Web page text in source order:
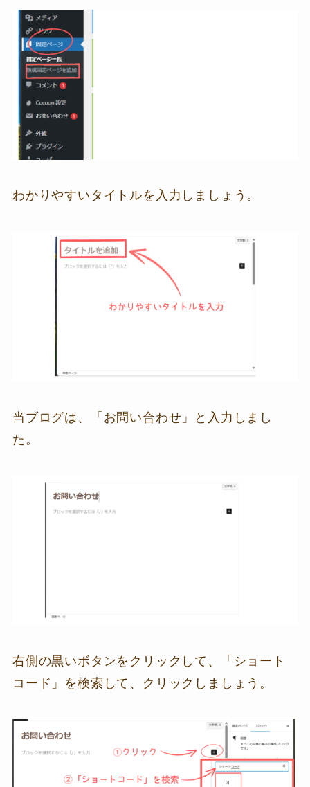
わかりやすいタイトルを入力しましょう。
当ブログは、「お問い合わせ」と入力しまし
た。
右側の黒いボタンをクリックして、「ショート
コード」を検索して、クリックしましょう。